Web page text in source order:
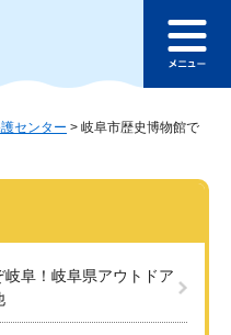
本文へ
ュ
センター > 岐阜市歴史博物館で
阜！岐阜県アウトドア